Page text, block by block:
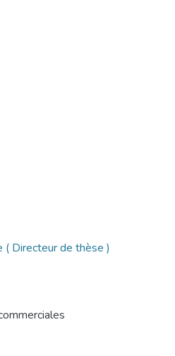
Directeur de thèse )